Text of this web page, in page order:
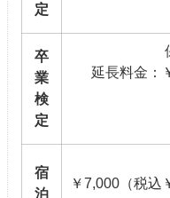
定
卒
業
検
定
延長料金：
宿
泊
￥7,000（税込